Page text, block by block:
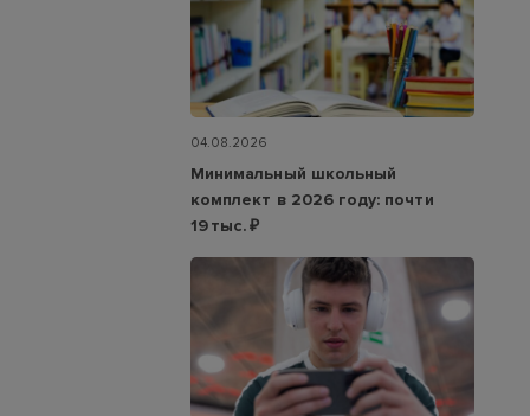
04.08.2026
Минимальный школьный
комплект в 2026 году: почти
19 тыс. ₽